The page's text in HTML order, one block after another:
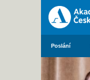
Poslání